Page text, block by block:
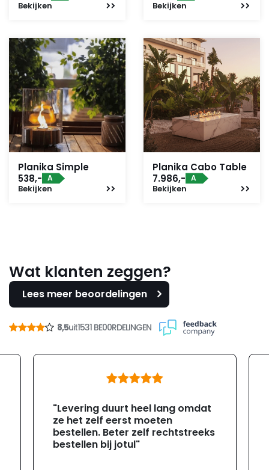
Bekijken Bekijken
Planika Simple
538,- A
Bekijken
Planika Cabo Table
7.986,- A
Bekijken
Wat klanten zeggen?
Lees meer beoordelingen
8,5uit1531 BE00RDELINGEN
"Levering duurt heel lang omdat
ze het zelf eerst moeten
bestellen. Beter zelf rechtstreeks
bestellen bij jotul"